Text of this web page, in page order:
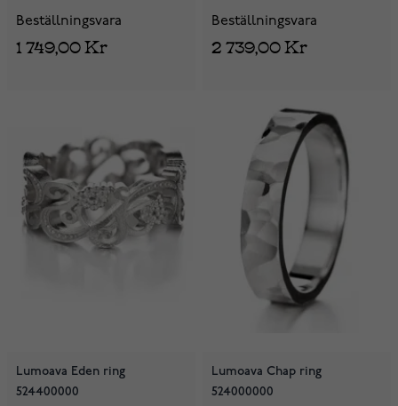
Beställningsvara
1 749,00 Kr
Beställningsvara
2 739,00 Kr
Lumoava Eden ring
524400000
Lumoava Chap ring
524000000